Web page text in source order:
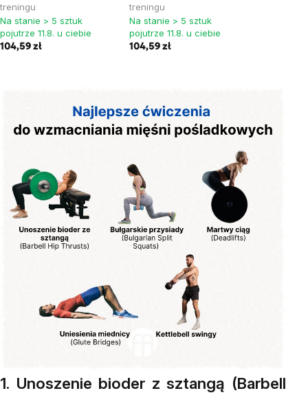
treningu
Na stanie > 5 sztuk
pojutrze 11.8. u ciebie
104,59 zł
treningu
Na stanie > 5 sztuk
pojutrze 11.8. u ciebie
104,59 zł
1. Unoszenie bioder z sztangą (Barbell